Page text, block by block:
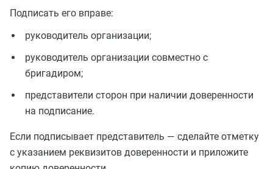
Подписать его вправе:
руководитель организации;
руководитель организации совместно с
бригадиром;
представители сторон при наличии доверенности
на подписание.
Если подписывает представитель — сделайте отметку
с указанием реквизитов доверенности и приложите